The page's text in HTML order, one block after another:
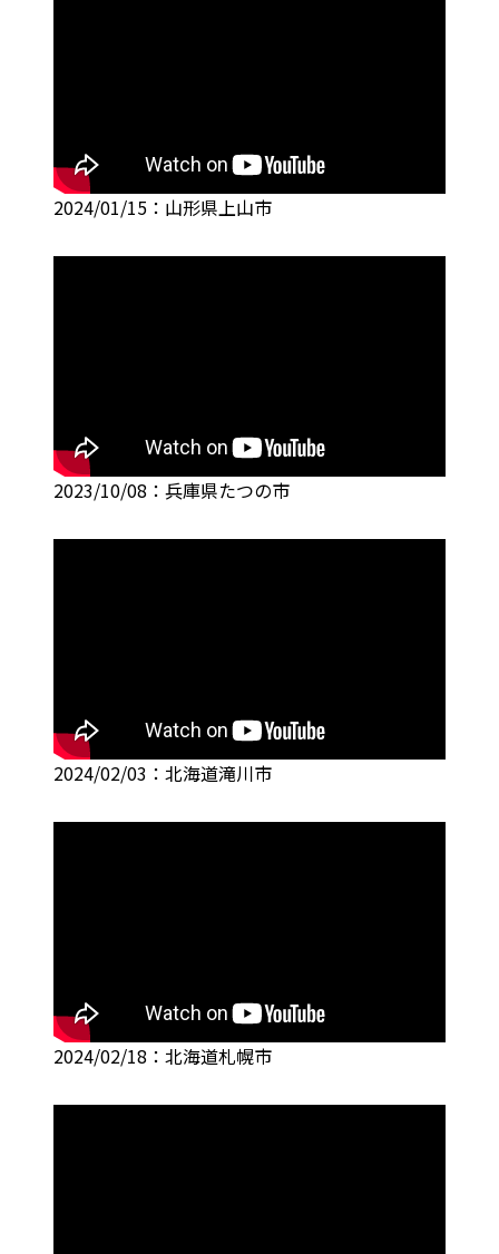
2024/01/15：山形県上山市
2023/10/08：兵庫県たつの市
2024/02/03：北海道滝川市
2024/02/18：北海道札幌市